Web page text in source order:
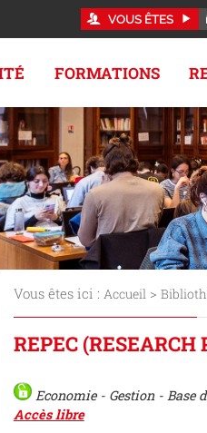
VOUS ÊTES
FORMATIONS
Vous êtes ici : Accueil>
REPEC (RESEARCH
Economie - Gestion - Base
Accès libre